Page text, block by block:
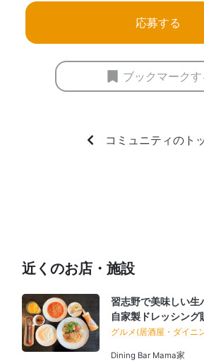
応募する
ブックマークす
コミュニティのト
近くのお店・施設
習志野で美味しい
自家製ドレッシング
グルメ(居酒屋・ダイニ
Dining Bar Mama家